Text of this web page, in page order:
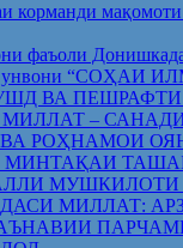
корманди
фаъоли
унвони “СОҲАИ
ВА
–
РОҲНАМОИ
МУШКИЛОТИ
МИЛЛАТ: